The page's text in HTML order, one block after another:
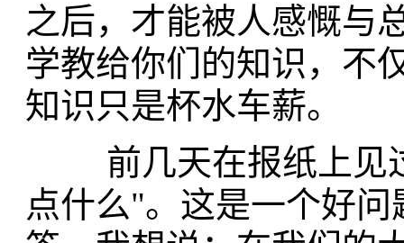
之后，才能被人感慨与
学教给你们的知识，不
知识只是杯水车薪。
前几天在报纸上见过
点什么"。这是一个好